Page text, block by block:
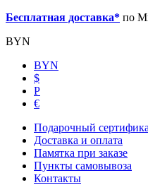
Бесплатная доставка* по
BYN
BYN
$
Р
€
Подарочный
Доставка и оплата
Памятка при заказе
Пункты самовывоза
Контакты